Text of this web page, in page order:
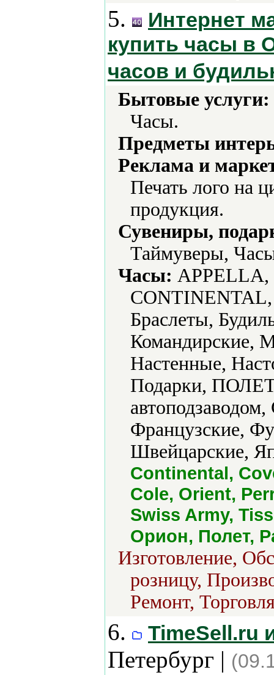
5.
Интернет
купить часы в
часов и
Бытовые услуги:
Часы.
Предметы
Реклама и
Печать лого на
продукция.
Сувениры,
Таймуверы,
Часы: APPELLA,
Браслеты,
Командирские,
Настенные,
Подарки,
Французские,
Швейцарские,
Continental,
Cole, Orient,
Swiss Army,
Орион, Полет,
Изготовление,
розницу,
Ремонт,
6. TimeSell.ru
Петербург |